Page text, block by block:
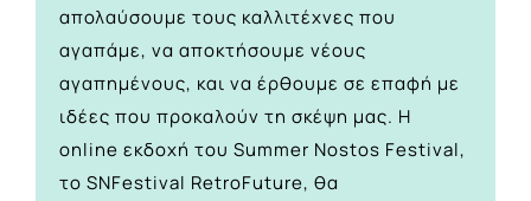
απολαύσουμε τους καλλιτέχνες που
αγαπάμε, να αποκτήσουμε νέους
αγαπημένους, και να έρθουμε σε επαφή με
ιδέες που προκαλούν τη σκέψη μας. Η
οnline εκδοχή του Summer Nostos Festival,
το SNFestival RetroFuture, θα